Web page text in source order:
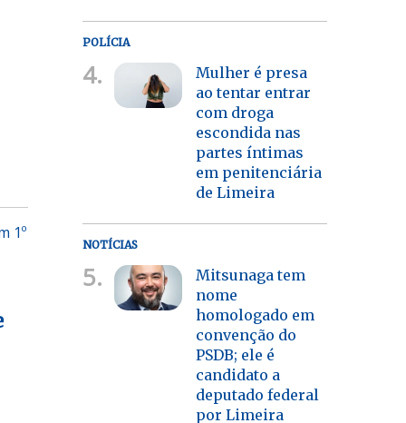
1º
POLÍCIA
4.
Mulher é presa
ao tentar entrar
com droga
escondida nas
partes íntimas
em penitenciária
de Limeira
NOTÍCIAS
5.
Mitsunaga tem
nome
homologado em
convenção do
PSDB; ele é
candidato a
deputado federal
por Limeira